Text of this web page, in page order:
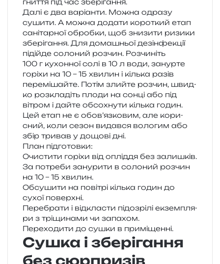
гни­т­тя під час зберігання.
Далі є два варі­ан­ти. Можна одра­зу
суши­ти. А можна дода­ти коро­ткий етап
сані­тар­ної оброб­ки, щоб зни­зи­ти ризи­ки
збе­рі­га­н­ня. Для дома­шньої дезін­фе­кції
піді­йде соло­ний роз­чин. Розчиніть
100 г кухон­ної солі в 10 л води, занур­те
горі­хи на 10 – 15 хви­лин і кіль­ка разів
пере­мі­шай­те. Потім злий­те роз­чин, швид­
ко роз­кла­діть плоди на сонці або під
вітром і дайте обсо­хну­ти кіль­ка годин.
Цей етап не є обов’язковим, але кори­
сний, коли сезон видав­ся воло­гим або
збір три­вав у дощо­ві дні.
План під­го­тов­ки:
Очистити горі­хи від оплі­д­дя без залишків.
За потре­би зану­ри­ти в соло­ний роз­чин
на 10 – 15 хвилин.
Обсушити на пові­трі кіль­ка годин до
сухої поверхні.
Перебрати і від­кла­сти підо­зрі­лі екзем­пля­
ри з трі­щи­на­ми чи запахом.
Переходити до сушки в приміщенні.
Сушка і зберігання